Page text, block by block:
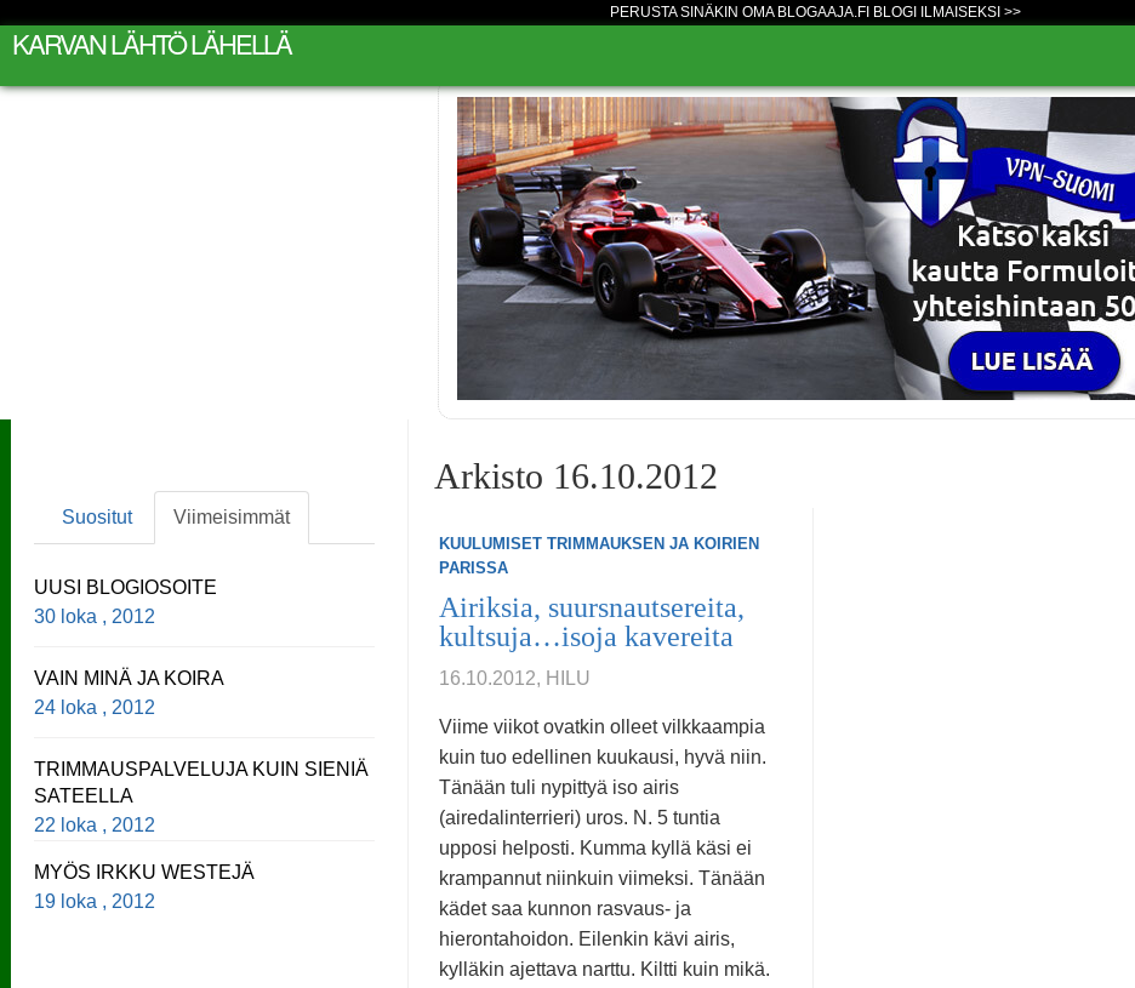
PERUSTA SINÄKIN OMA BLOGAAJA.FI BLOGI ILMAISEKSI >>
KARVAN LÄHTÖ LÄHELLÄ
Arkisto 16.10.2012
KUULUMISET TRIMMAUKSEN JA KOIRIEN
PARISSA
Airiksia, suursnautsereita,
kultsuja…isoja kavereita
16.10.2012, HILU
Viime viikot ovatkin olleet vilkkaampia
kuin tuo edellinen kuukausi, hyvä niin.
Tänään tuli nypittyä iso airis
(airedalinterrieri) uros. N. 5 tuntia
upposi helposti. Kumma kyllä käsi ei
krampannut niinkuin viimeksi. Tänään
kädet saa kunnon rasvaus- ja
hierontahoidon. Eilenkin kävi airis,
kylläkin ajettava narttu. Kiltti kuin mikä.
Suositut Viimeisimmät
UUSI BLOGIOSOITE
30 loka , 2012
VAIN MINÄ JA KOIRA
24 loka , 2012
TRIMMAUSPALVELUJA KUIN SIENIÄ
SATEELLA
22 loka , 2012
MYÖS IRKKU WESTEJÄ
19 loka , 2012